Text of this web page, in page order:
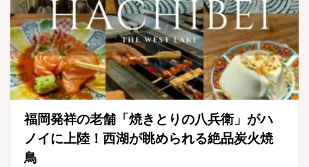
福岡発祥の老舗「焼きとりの八兵衛」がハ
ノイに上陸！西湖が眺められる絶品炭火焼
鳥